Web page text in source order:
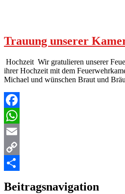
Trauung unserer
Hochzeit Wir gratulieren unserer
ihrer Hochzeit mit dem
Michael und wünschen Braut und
Facebook
WhatsApp
Email
Copy
Beitragsnavigation